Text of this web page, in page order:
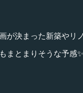
が決まった新築やリ
まとまりそうな予感